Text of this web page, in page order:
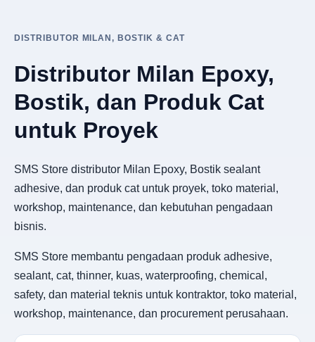
DISTRIBUTOR MILAN, BOSTIK & CAT
Distributor Milan Epoxy,
Bostik, dan Produk Cat
untuk Proyek
SMS Store distributor Milan Epoxy, Bostik sealant
adhesive, dan produk cat untuk proyek, toko material,
workshop, maintenance, dan kebutuhan pengadaan
bisnis.
SMS Store membantu pengadaan produk adhesive,
sealant, cat, thinner, kuas, waterproofing, chemical,
safety, dan material teknis untuk kontraktor, toko material,
workshop, maintenance, dan procurement perusahaan.